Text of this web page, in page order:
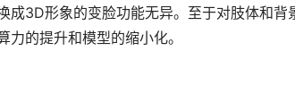
成3D形象的变脸功能无异。至于对肢体和背
的提升和模型的缩小化。